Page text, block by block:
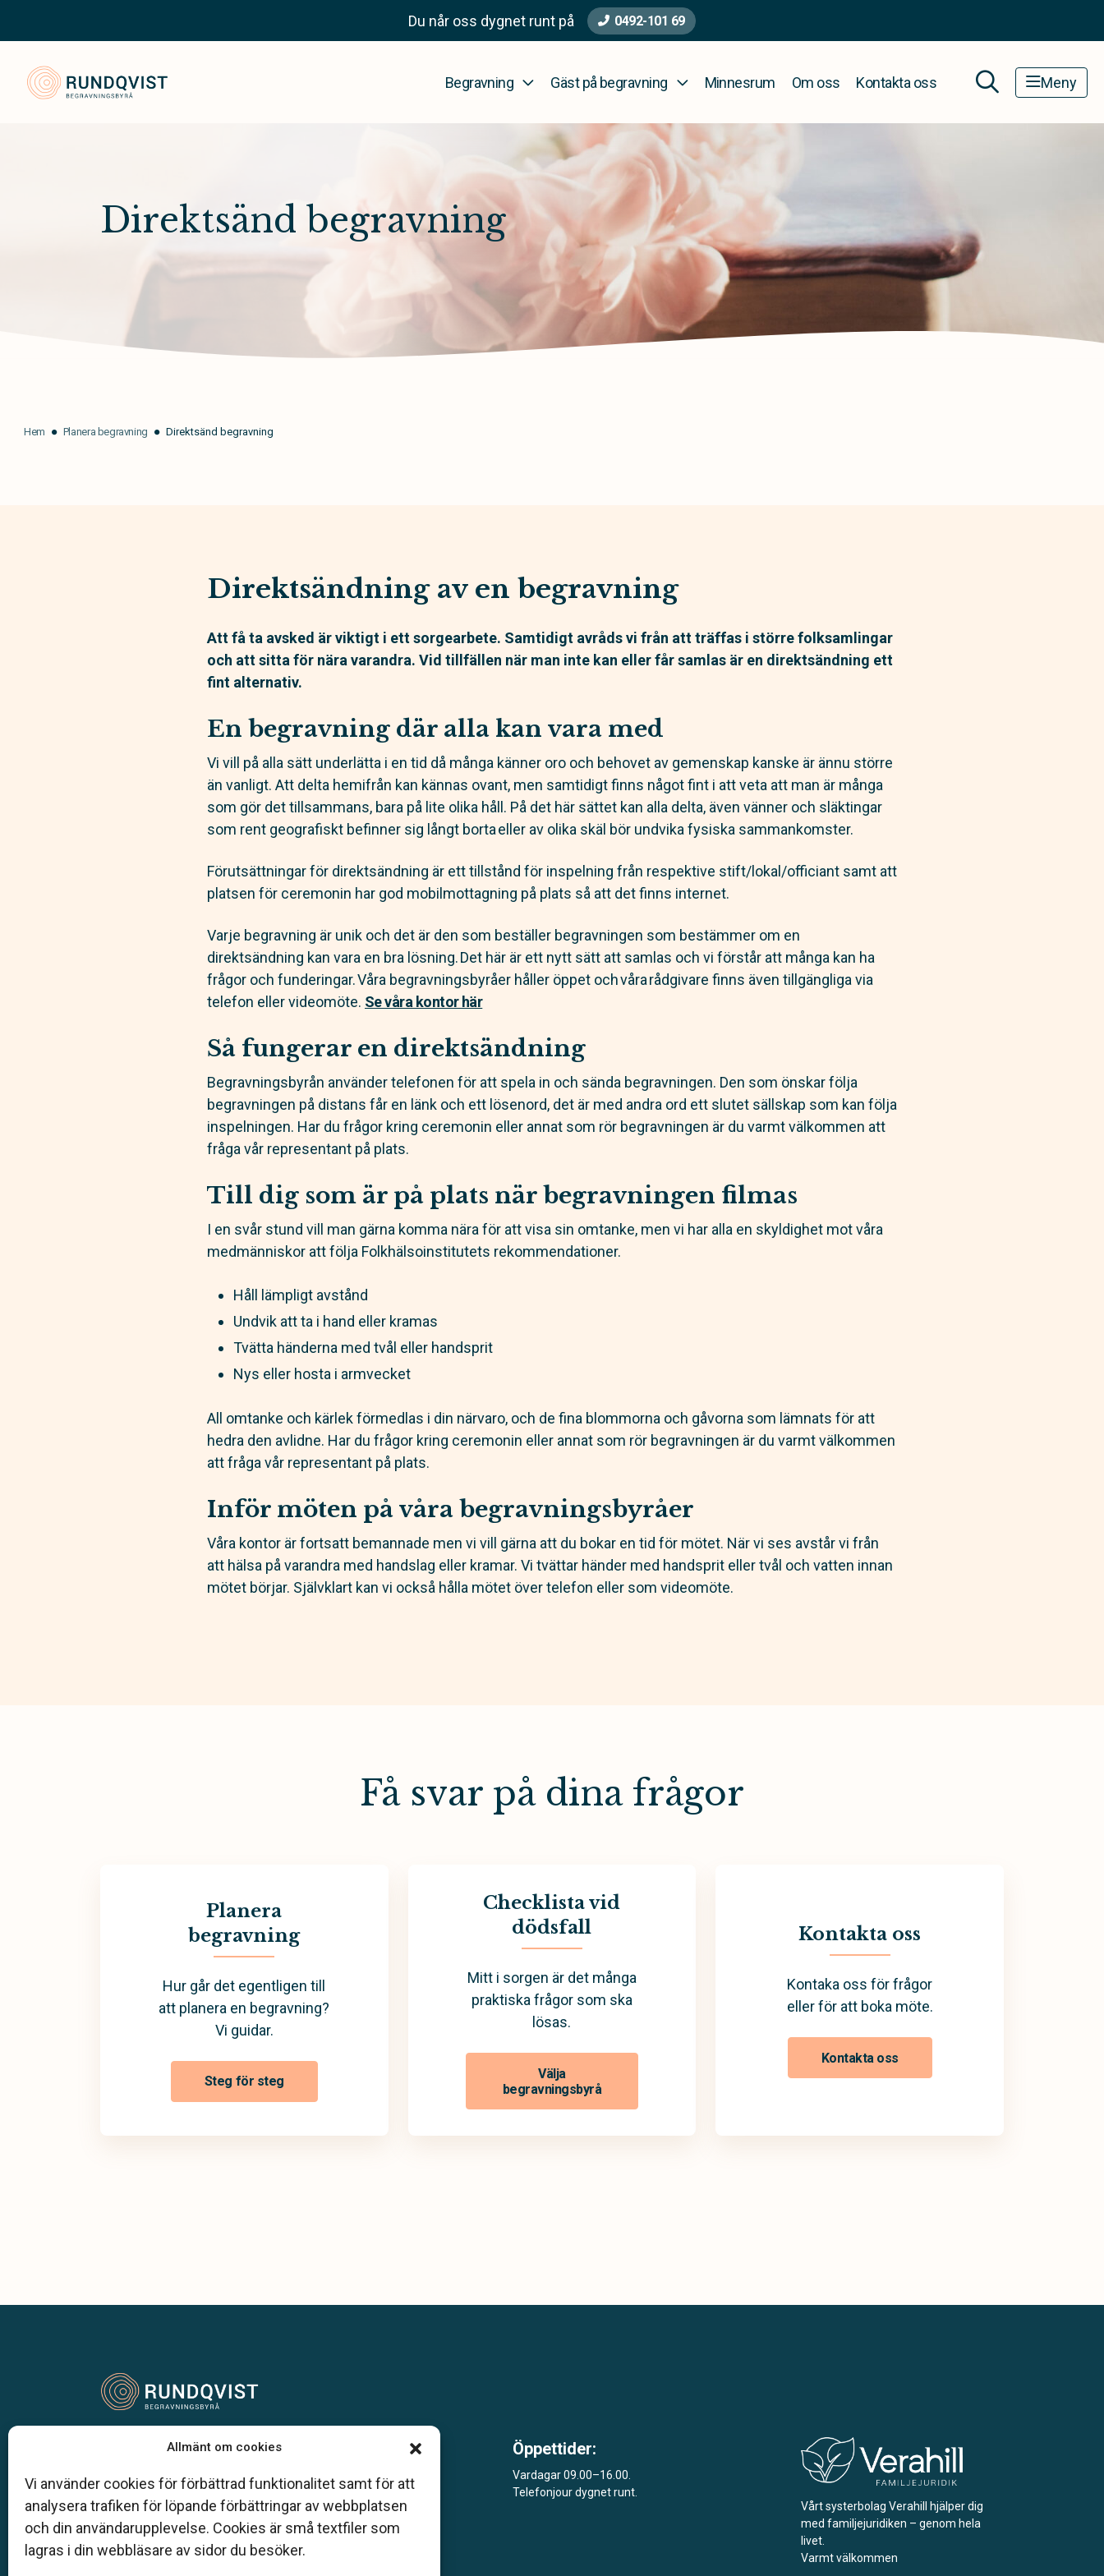
Allmänt om cookies
Vi använder cookies för förbättrad funktionalitet samt för att
analysera trafiken för löpande förbättringar av webbplatsen
och din användarupplevelse. Cookies är små textfiler som
lagras i din webbläsare av sidor du besöker.
Du når oss dygnet runt på 0492-101 69
Begravning Gäst på begravning Minnesrum Om oss Kontakta oss Meny
Direktsänd begravning
Hem Planera begravning Direktsänd begravning
Direktsändning av en begravning
Att få ta avsked är viktigt i ett sorgearbete. Samtidigt avråds vi från att träffas i större folksamlingar
och att sitta för nära varandra. Vid tillfällen när man inte kan eller får samlas är en direktsändning ett
fint alternativ.
En begravning där alla kan vara med
Vi vill på alla sätt underlätta i en tid då många känner oro och behovet av gemenskap kanske är ännu större
än vanligt. Att delta hemifrån kan kännas ovant, men samtidigt finns något fint i att veta att man är många
som gör det tillsammans, bara på lite olika håll. På det här sättet kan alla delta, även vänner och släktingar
som rent geografiskt befinner sig långt borta eller av olika skäl bör undvika fysiska sammankomster.
Förutsättningar för direktsändning är ett tillstånd för inspelning från respektive stift/lokal/officiant samt att
platsen för ceremonin har god mobilmottagning på plats så att det finns internet.
Varje begravning är unik och det är den som beställer begravningen som bestämmer om en
direktsändning kan vara en bra lösning. Det här är ett nytt sätt att samlas och vi förstår att många kan ha
frågor och funderingar. Våra begravningsbyråer håller öppet och våra rådgivare finns även tillgängliga via
telefon eller videomöte. Se våra kontor här
Så fungerar en direktsändning
Begravningsbyrån använder telefonen för att spela in och sända begravningen. Den som önskar följa
begravningen på distans får en länk och ett lösenord, det är med andra ord ett slutet sällskap som kan följa
inspelningen. Har du frågor kring ceremonin eller annat som rör begravningen är du varmt välkommen att
fråga vår representant på plats.
Till dig som är på plats när begravningen filmas
I en svår stund vill man gärna komma nära för att visa sin omtanke, men vi har alla en skyldighet mot våra
medmänniskor att följa Folkhälsoinstitutets rekommendationer.
Håll lämpligt avstånd
Undvik att ta i hand eller kramas
Tvätta händerna med tvål eller handsprit
Nys eller hosta i armvecket
All omtanke och kärlek förmedlas i din närvaro, och de fina blommorna och gåvorna som lämnats för att
hedra den avlidne. Har du frågor kring ceremonin eller annat som rör begravningen är du varmt välkommen
att fråga vår representant på plats.
Inför möten på våra begravningsbyråer
Våra kontor är fortsatt bemannade men vi vill gärna att du bokar en tid för mötet. När vi ses avstår vi från
att hälsa på varandra med handslag eller kramar. Vi tvättar händer med handsprit eller tvål och vatten innan
mötet börjar. Självklart kan vi också hålla mötet över telefon eller som videomöte.
Få svar på dina frågor
Planera
begravning
Hur går det egentligen till
att planera en begravning?
Vi guidar.
Steg för steg
Checklista vid
dödsfall
Mitt i sorgen är det många
praktiska frågor som ska
lösas.
Välja
begravningsbyrå
Kontakta oss
Kontaka oss för frågor
eller för att boka möte.
Kontakta oss
Vår begravningsbyrå är en del av Klarahill.
auktoriserade inom Sveriges begravningsbyråers
förbund (SBF). Det personliga är centralt för oss, både
när det gäller bemötande och när vi utformar
skräddarsydda personliga begravningar.
Öppettider:
Vardagar 09.00–16.00.
Telefonjour dygnet runt.
Vårt systerbolag Verahill hjälper dig
med familjejuridiken – genom hela
livet.
Varmt välkommen